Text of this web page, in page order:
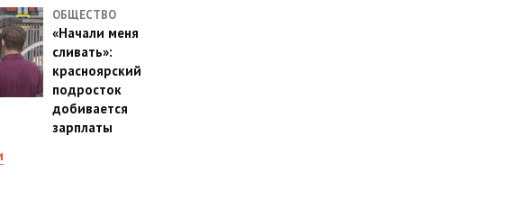
ОБЩЕСТВО
«Начали меня
сливать»:
красноярский
подросток
добивается
зарплаты